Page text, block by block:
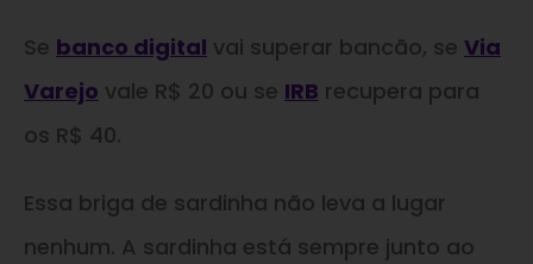
Se banco digital vai superar bancão, se Via
Varejo vale R$ 20 ou se IRB recupera para
os R$ 40.
Essa briga de sardinha não leva a lugar
nenhum. A sardinha está sempre junto ao